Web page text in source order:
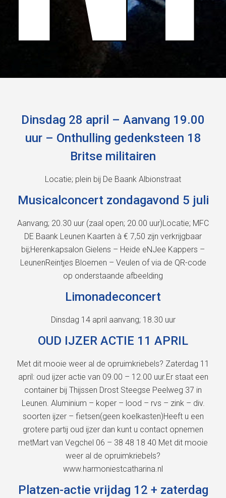
Dinsdag 28 april – Aanvang 19.00
uur – Onthulling gedenksteen 18
Britse militairen
Locatie; plein bij De Baank Albionstraat
Musicalconcert zondagavond 5 juli
Aanvang; 20.30 uur (zaal open; 20.00 uur)Locatie; MFC
DE Baank Leunen Kaarten à € 7,50 zijn verkrijgbaar
bij;Herenkapsalon Gielens – Heide eNJee Kappers –
LeunenReintjes Bloemen – Veulen of via de QR-code
op onderstaande afbeelding
Limonadeconcert
Dinsdag 14 april aanvang; 18.30 uur
OUD IJZER ACTIE 11 APRIL
Met dit mooie weer al de opruimkriebels? Zaterdag 11
april: oud ijzer actie van 09.00 – 12.00 uur.Er staat een
container bij Thijssen Drost Steegse Peelweg 37 in
Leunen. Aluminium – koper – lood – rvs – zink – div.
soorten ijzer – fietsen(geen koelkasten)Heeft u een
grotere partij oud ijzer dan kunt u contact opnemen
metMart van Vegchel 06 – 38 48 18 40 Met dit mooie
weer al de opruimkriebels?
www.harmoniestcatharina.nl
Platzen-actie vrijdag 12 + zaterdag